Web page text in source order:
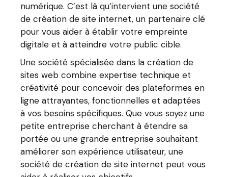
numérique. C’est là qu’intervient une société
de création de site internet, un partenaire clé
pour vous aider à établir votre empreinte
digitale et à atteindre votre public cible.
Une société spécialisée dans la création de
sites web combine expertise technique et
créativité pour concevoir des plateformes en
ligne attrayantes, fonctionnelles et adaptées
à vos besoins spécifiques. Que vous soyez une
petite entreprise cherchant à étendre sa
portée ou une grande entreprise souhaitant
améliorer son expérience utilisateur, une
société de création de site internet peut vous